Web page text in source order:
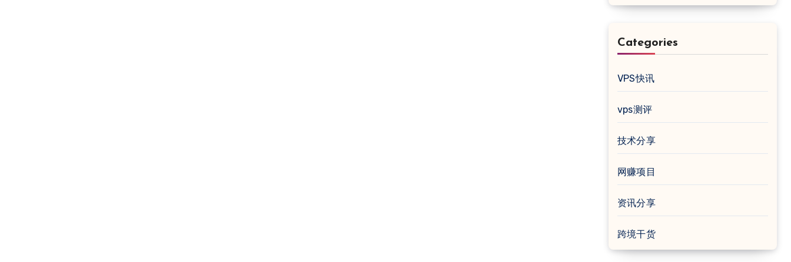
Categories
VPS快讯
vps测评
技术分享
网赚项目
资讯分享
跨境干货